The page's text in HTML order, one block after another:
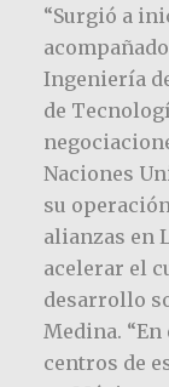
“Surgió a
Ingeniería
de
Naciones
su
alianzas en
acelerar el
desarrollo
Medina.
centros de